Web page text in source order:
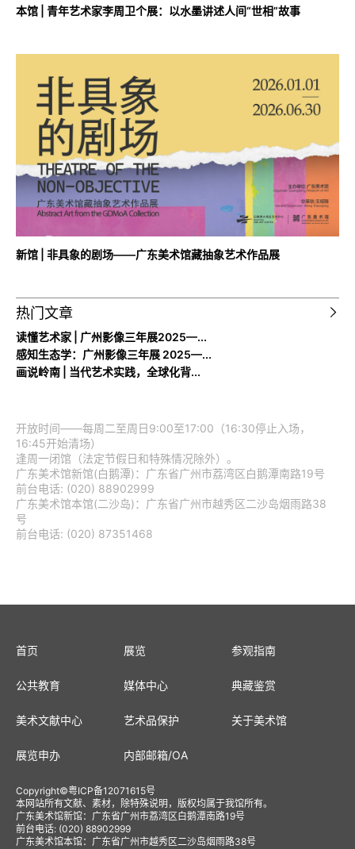
本馆 | 青年艺术家李周卫个展：以水墨讲述人间“世相”故事
新馆 | 非具象的剧场——广东美术馆藏抽象艺术作品展
热门文章
读懂艺术家 | 广州影像三年展2025—...
感知生态学：广州影像三年展 2025—...
画说岭南 | 当代艺术实践，全球化背...
开放时间——每周二至周日9:00至17:00（16:30停止入场，
16:45开始清场）
逢周一闭馆（法定节假日和特殊情况除外）。
广东美术馆新馆(白鹅潭)：广东省广州市荔湾区白鹅潭南路19号
前台电话: (020) 88902999
广东美术馆本馆(二沙岛)：广东省广州市越秀区二沙岛烟雨路38
号
前台电话: (020) 87351468
首页 展览 参观指南
公共教育 媒体中心 典藏鉴赏
美术文献中心 艺术品保护 关于美术馆
展览申办 内部邮箱/OA
Copyright©粤ICP备12071615号
本网站所有文献、素材，除特殊说明，版权均属于我馆所有。
广东美术馆新馆：广东省广州市荔湾区白鹅潭南路19号
前台电话: (020) 88902999
广东美术馆本馆：广东省广州市越秀区二沙岛烟雨路38号